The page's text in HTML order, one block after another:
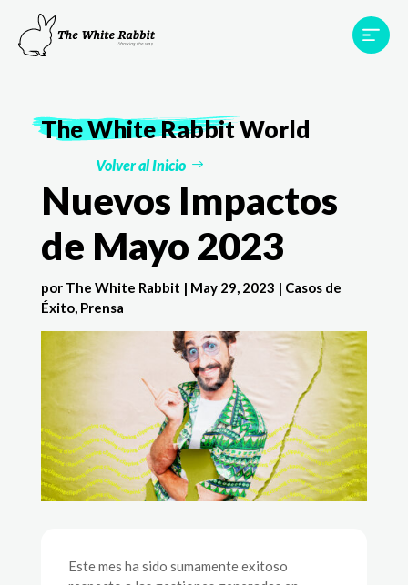
Proyectos
Testimonios
TWR World
The White RabbitWorld
Volver al Inicio
Nuevos Impactos
de Mayo 2023
por The White Rabbit | May 29, 2023 | Casos de
Éxito, Prensa
Este mes ha sido sumamente exitoso